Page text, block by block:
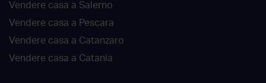
Vendere casa a Salerno
Vendere casa a Pescara
Vendere casa a Catanzaro
Vendere casa a Catania